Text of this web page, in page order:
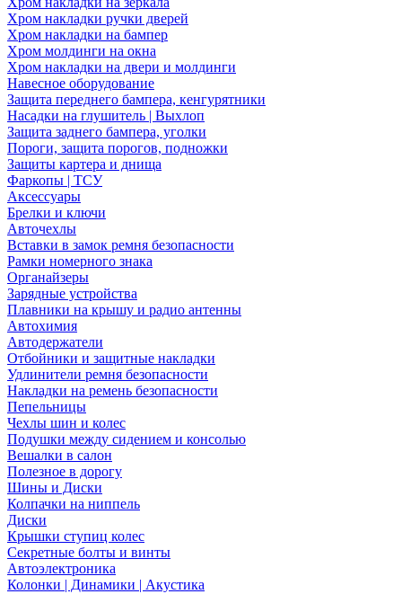
Хром накладки ручки дверей
Хром накладки на бампер
Хром молдинги на окна
Хром накладки на двери и молдинги
Навесное оборудование
Защита переднего бампера, кенгурятники
Насадки на глушитель | Выхлоп
Защита заднего бампера, уголки
Пороги, защита порогов, подножки
Защиты картера и днища
Фаркопы | ТСУ
Аксессуары
Брелки и ключи
Авточехлы
Вставки в замок ремня безопасности
Рамки номерного знака
Органайзеры
Зарядные устройства
Плавники на крышу и радио антенны
Автохимия
Автодержатели
Отбойники и защитные накладки
Удлинители ремня безопасности
Накладки на ремень безопасности
Пепельницы
Чехлы шин и колес
Подушки между сидением и консолью
Вешалки в салон
Полезное в дорогу
Шины и Диски
Колпачки на ниппель
Диски
Крышки ступиц колес
Секретные болты и винты
Автоэлектроника
Колонки | Динамики | Акустика